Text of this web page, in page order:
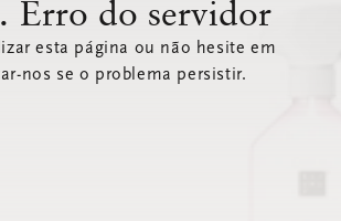
Erro do servidor
esta página ou não hesite em
nos se o problema persistir.